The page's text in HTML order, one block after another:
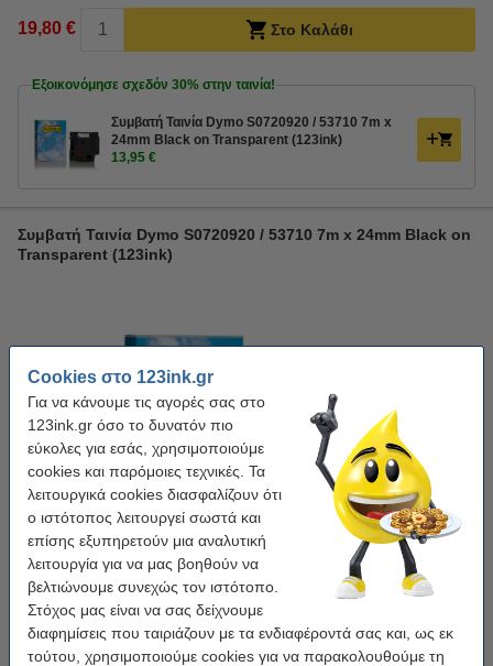
Cookies στο 123ink.gr
Για να κάνουμε τις αγορές σας στο
123ink.gr όσο το δυνατόν πιο
εύκολες για εσάς, χρησιμοποιούμε
cookies και παρόμοιες τεχνικές. Τα
λειτουργικά cookies διασφαλίζουν ότι
ο ιστότοπος λειτουργεί σωστά και
επίσης εξυπηρετούν μια αναλυτική
λειτουργία για να μας βοηθούν να
βελτιώνουμε συνεχώς τον ιστότοπο.
Στόχος μας είναι να σας δείχνουμε
διαφημίσεις που ταιριάζουν με τα ενδιαφέροντά σας και, ως εκ
τούτου, χρησιμοποιούμε cookies για να παρακολουθούμε τη
19,80 € Στο Καλάθι
Εξοικονόμησε σχεδόν 30% στην ταινία!
Συμβατή Ταινία Dymo S0720920 / 53710 7m x
24mm Black on Transparent (123ink)
13,95 €
Συμβατή Ταινία Dymo S0720920 / 53710 7m x 24mm Black on
Transparent (123ink)
Χρήση: πολυλειτουργικό Χρώμα κειμένου:
Χρώμα ταινίας: Διαφανής Διαστάσεις: 24 mm x 7 m
Διαστάσεις: 24 mm
6 mm 12 mm 19 mm